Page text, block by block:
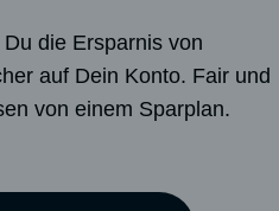
die Ersparnis von
auf Dein Konto. Fair und
von einem Sparplan.